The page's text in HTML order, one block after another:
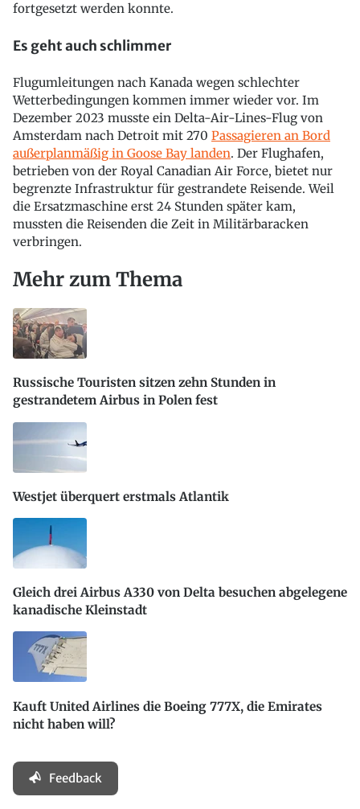
fortgesetzt werden konnte.
Es geht auch schlimmer
Flugumleitungen nach Kanada wegen schlechter
Wetterbedingungen kommen immer wieder vor. Im
Dezember 2023 musste ein Delta-Air-Lines-Flug von
Amsterdam nach Detroit mit 270 Passagieren an Bord
außerplanmäßig in Goose Bay landen. Der Flughafen,
betrieben von der Royal Canadian Air Force, bietet nur
begrenzte Infrastruktur für gestrandete Reisende. Weil
die Ersatzmaschine erst 24 Stunden später kam,
mussten die Reisenden die Zeit in Militärbaracken
verbringen.
Mehr zum Thema
Russische Touristen sitzen zehn Stunden in
gestrandetem Airbus in Polen fest
Westjet überquert erstmals Atlantik
Gleich drei Airbus A330 von Delta besuchen abgelegene
kanadische Kleinstadt
Kauft United Airlines die Boeing 777X, die Emirates
nicht haben will?
Feedback